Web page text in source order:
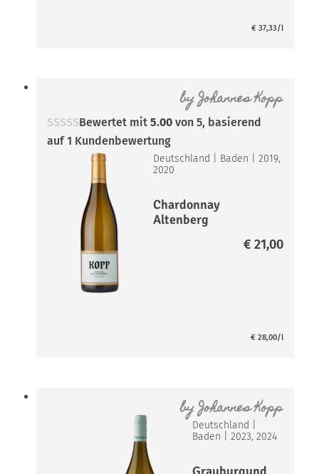
€ 37,33/l
byJohannes Kopp
Bewertet mit5.00 von 5, basierend
auf1 Kundenbewertung
Deutschland Baden |2019,
2020
Chardonnay
Altenberg
€ 21,00
€ 28,00/l
byJohannes Kopp
Deutschland
Baden |2023, 2024